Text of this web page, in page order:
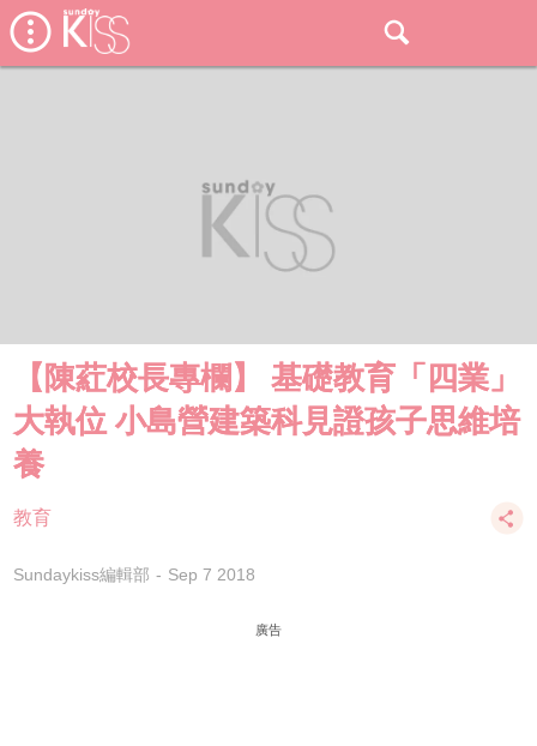
【陳葒校長專欄】 基礎教育「四業」
大執位 小島營建築科見證孩子思維培
養
教育
Sundaykiss編輯部 Sep 7 2018
廣告